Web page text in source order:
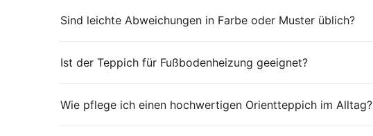
Sind leichte Abweichungen in Farbe oder Muster üblich?
Ist der Teppich für Fußbodenheizung geeignet?
Wie pflege ich einen hochwertigen Orientteppich im Alltag?